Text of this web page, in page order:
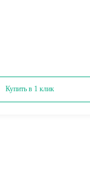
Купить в 1 клик